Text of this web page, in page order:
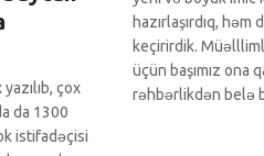
çox
da 1300
istifadəçisi
hazırlaşırdıq, həm
keçirirdik.
üçün başımız ona
rəhbərlikdən belə